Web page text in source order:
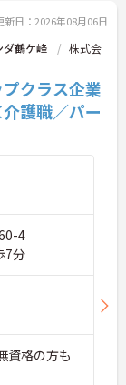
円
で
新日：2026年08月06日
ダ鶴ケ峰
株式会
クラス企業
護職／パー
4
7分
格の方も